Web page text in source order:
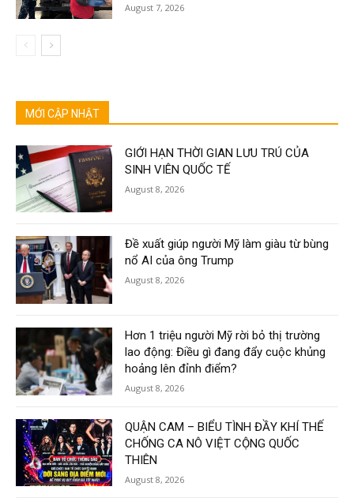
August 7, 2026
MỚI CẬP NHẬT
GIỚI HẠN THỜI GIAN LƯU TRÚ CỦA
SINH VIÊN QUỐC TẾ
August 8, 2026
Đề xuất giúp người Mỹ làm giàu từ bùng
nổ AI của ông Trump
August 8, 2026
Hơn 1 triệu người Mỹ rời bỏ thị trường
lao động: Điều gì đang đẩy cuộc khủng
hoảng lên đỉnh điểm?
August 8, 2026
QUẬN CAM – BIỂU TÌNH ĐẦY KHÍ THẾ
CHỐNG CA NÔ VIỆT CỘNG QUỐC
THIÊN
August 8, 2026